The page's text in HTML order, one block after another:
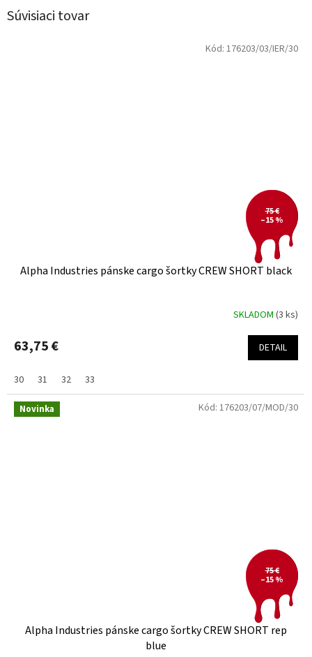
Súvisiaci tovar
75 €
–15 %
Alpha Industries pánske cargo šortky CREW SHORT black
SKLADOM (3 ks)
63,75 € DETAIL
30 31 32 33
Kód: 176203/03/IER/30
Novinka
75 €
–15 %
Alpha Industries pánske cargo šortky CREW SHORT rep
blue
Kód: 176203/07/MOD/30